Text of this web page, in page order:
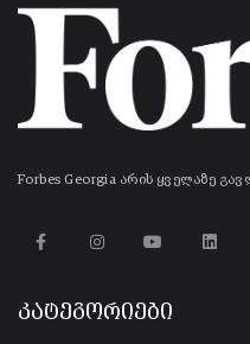
Forbes Georgia არის ყველაზე
კატეგორიები